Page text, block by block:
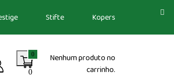
Stifte Kopers
0
0
Nenhum produto no
carrinho.